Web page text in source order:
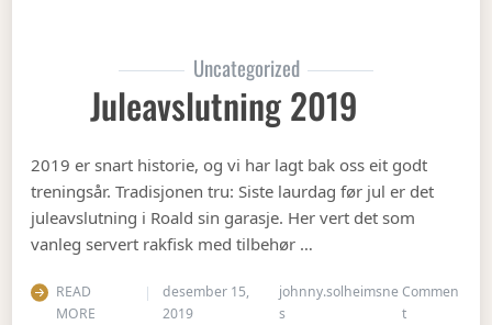
Uncategorized
Juleavslutning 2019
2019 er snart historie, og vi har lagt bak oss eit godt
treningsår. Tradisjonen tru: Siste laurdag før jul er det
juleavslutning i Roald sin garasje. Her vert det som
vanleg servert rakfisk med tilbehør …
READ
MORE
desember 15,
2019
johnny.solheimsne
s
Commen
ton